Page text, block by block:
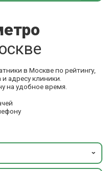
в Москве по рейтингу,
адресу клиники.
на удобное время.